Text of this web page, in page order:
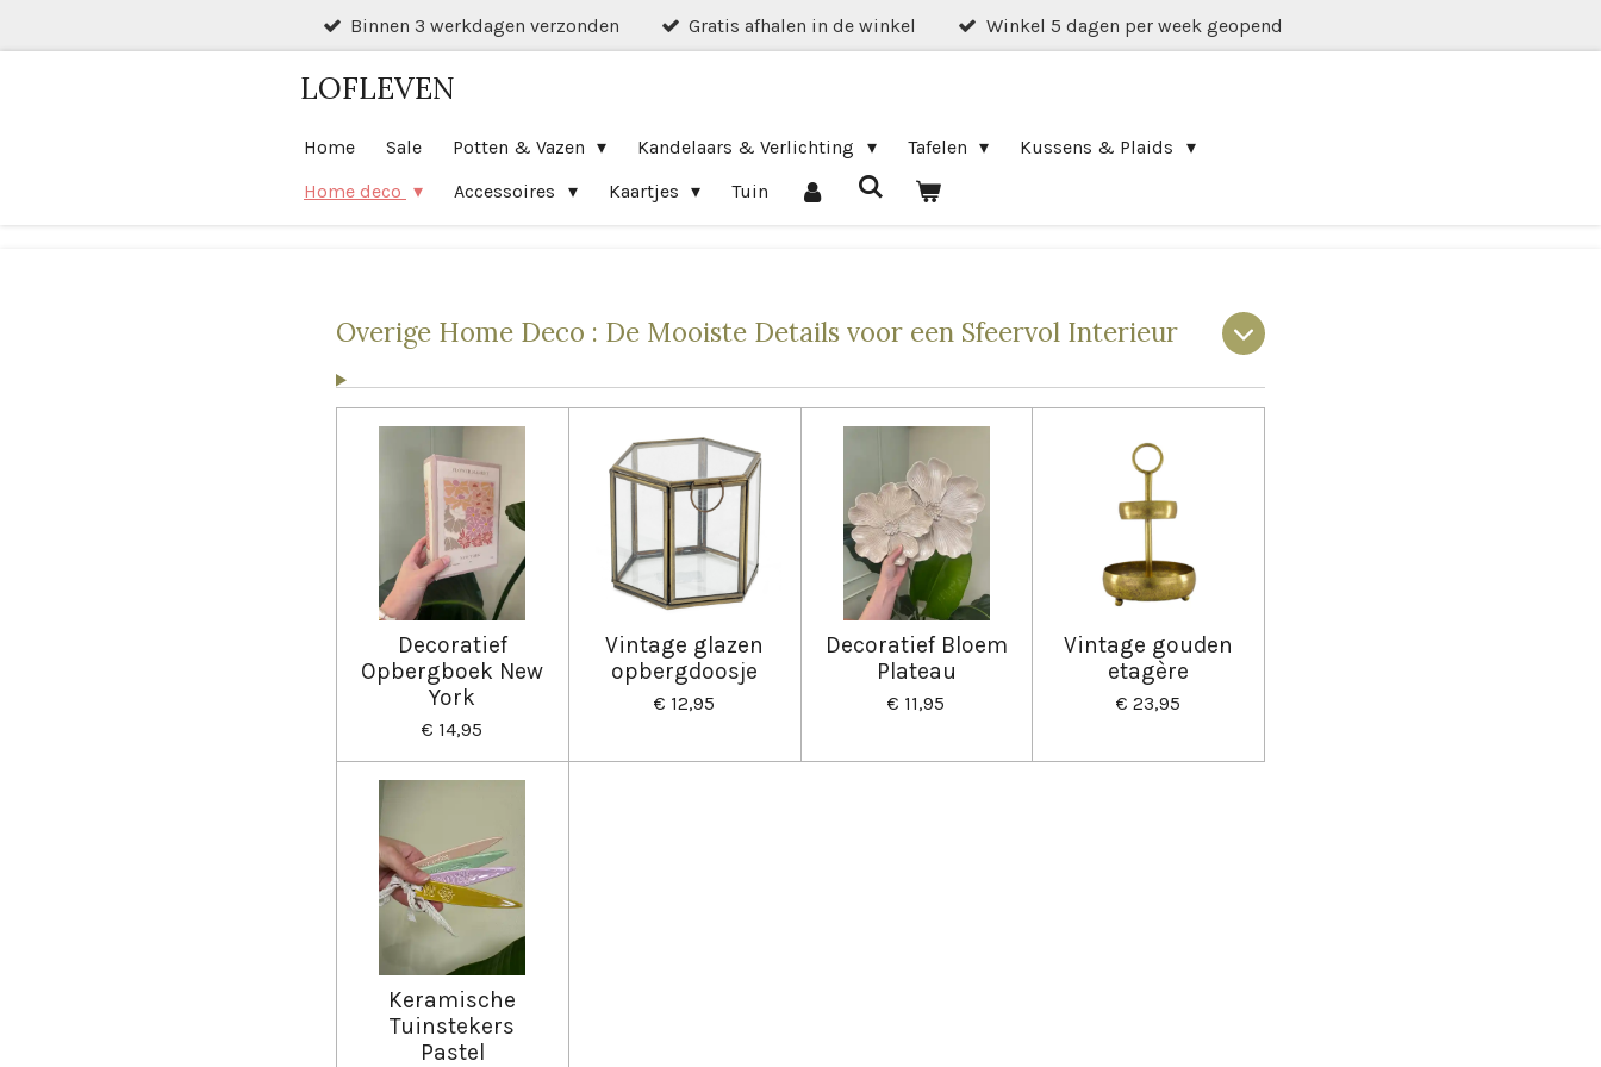
Binnen 3 werkdagen verzonden Gratis afhalen in de winkel Winkel 5 dagen per week geopend
LOFLEVEN
Home Sale Potten & Vazen Kandelaars & Verlichting Tafelen
Kussens & Plaids
Home deco
Accessoires Kaartjes Tuin
Overige Home Deco : De Mooiste Details voor een Sfeervol Interieur
Decoratief
Opbergboek New
York
€ 14,95
Vintage glazen
opbergdoosje
€ 12,95
Decoratief Bloem
Plateau
€ 11,95
Vintage gouden
etagère
€ 23,95
Keramische
Tuinstekers
Pastel